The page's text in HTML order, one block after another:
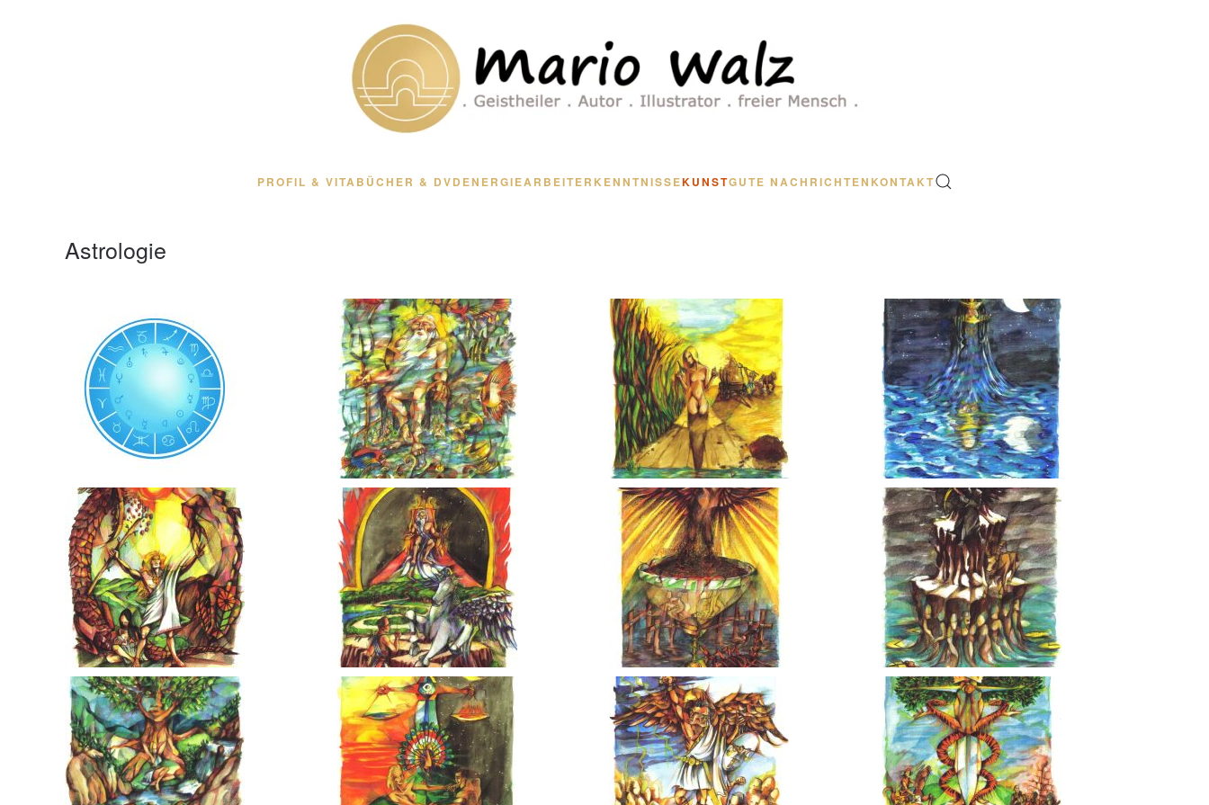
PROFIL & VITA BÜCHER & DVD ENERGIEARBEITERKENNTNISSEKUNSTGUTE NACHRICHTEN KONTAKT
Astrologie